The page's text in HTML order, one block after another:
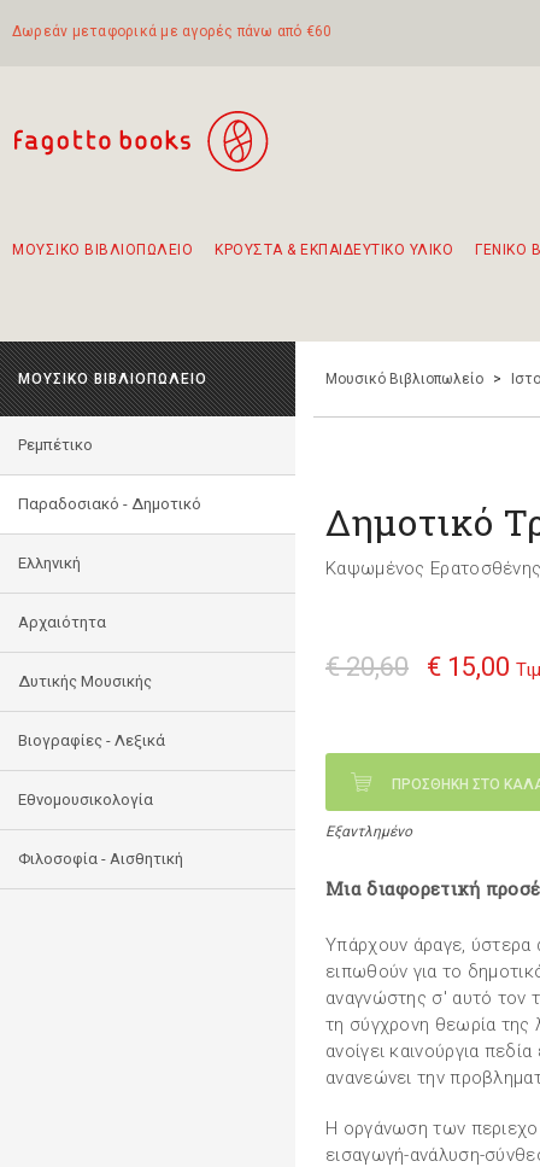
Δωρεάν μεταφορικά με αγορές πάνω από €60
ΜΟΥΣΙΚΟ ΒΙΒΛΙΟΠΩΛΕΙΟ ΚΡΟΥΣΤΑ & ΕΚΠΑΙΔΕΥΤΙΚΟ ΥΛΙΚΟ ΓΕΝΙΚΟ
ΜΟΥΣΙΚΟ ΒΙΒΛΙΟΠΩΛΕΙΟ
Ρεμπέτικο
Παραδοσιακό - Δημοτικό
Ελληνική
Αρχαιότητα
Δυτικής Μουσικής
Βιογραφίες - Λεξικά
Εθνομουσικολογία
Φιλοσοφία - Αισθητική
Μουσικό Βιβλιοπωλείο >
Δημοτικό
Καψωμένος
€ 20,60 € 15,00
ΠΡΟΣΘΗΚΗ ΣΤΟ
Εξαντλημένο
Μια διαφορετική
Υπάρχουν άραγε,
ειπωθούν για το
αναγνώστης σ' αυτό τον
τη σύγχρονη θεωρία της
ανοίγει καινούργια
ανανεώνει την
Η οργάνωση των
εισαγωγή-ανάλυση-